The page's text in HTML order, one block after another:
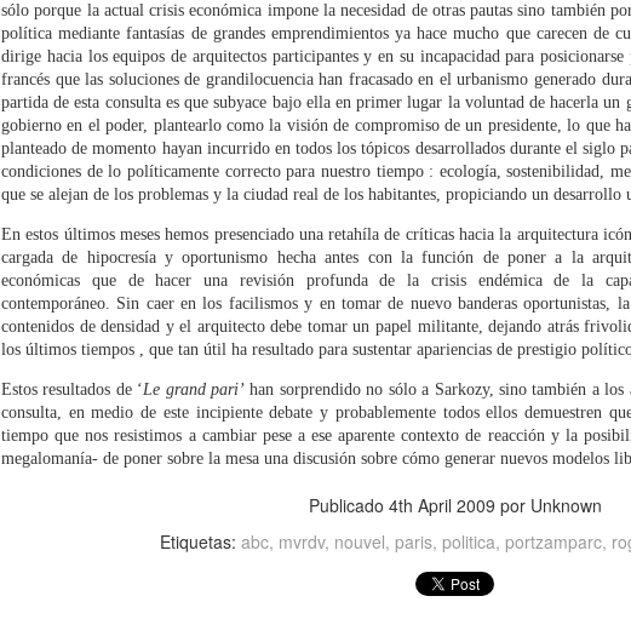
sólo porque la actual crisis económica impone la necesidad de otras pautas sino también
política mediante fantasías de grandes emprendimientos ya hace mucho que carecen de
dirige hacia los equipos de arquitectos participantes y en su incapacidad para
francés que las soluciones de grandilocuencia han fracasado en el urbanismo generado
partida de esta consulta es que subyace bajo ella en primer lugar la voluntad de hacerla
gobierno en el poder, plantearlo como la visión de compromiso de un presidente, lo que
planteado de momento hayan incurrido en todos los tópicos desarrollados durante el siglo
condiciones de lo políticamente correcto para nuestro tiempo : ecología, sostenibilidad,
que se alejan de los problemas y la ciudad real de los habitantes, propiciando un desarrollo
En estos últimos meses hemos presenciado una retahíla de críticas hacia la arquitectura
cargada de hipocresía y oportunismo hecha antes con la función de poner a la
económicas que de hacer una revisión profunda de la crisis endémica de la
contemporáneo. Sin caer en los facilismos y en tomar de nuevo banderas oportunistas,
contenidos de densidad y el arquitecto debe tomar un papel militante, dejando atrás
los últimos tiempos , que tan útil ha resultado para sustentar apariencias de prestigio
Estos resultados de ‘Le grand pari’ han sorprendido no sólo a Sarkozy, sino también a los
consulta, en medio de este incipiente debate y probablemente todos ellos demuestren
tiempo que nos resistimos a cambiar pese a ese aparente contexto de reacción y la
megalomanía- de poner sobre la mesa una discusión sobre cómo generar nuevos modelos
Publicado 4th April 2009 por Unknown
Etiquetas: abc mvrdv nouvel paris politica portzamparc
Solano Benítez es artífice de una arquitectura de ingenio,
preocupada por economizar recursos; de una forma de hacer
en el contexto y en la historia locales.
Lo que primeramente sorprende de manera grata es su cercanía
trato, que quiebra (tal vez de manera bien estudiada) con el
de altivez y distancia hecho de soberbia, extravagancias y gestos
adustos al que tantos arquitectos se han adscrito.
NOV
13
BUT NOT THIS WAY!
Fredy Massad
This text was originally published in Spanish in ABC’s architecture
«La viga en el ojo»
Lisbon Architecture Triennale, Sept.12th – Dec. 15th 2013
The current edition of the Lisbon Architecture Triennale does
prove that the perspectives, the horizons, of architecture are
However, it still raises many doubts.
Ciclo de conferencias ARA ARQUITECTURA - ARA CRÍTICA
Sesión 13 - Septiembre 2013: FREDY MASSAD